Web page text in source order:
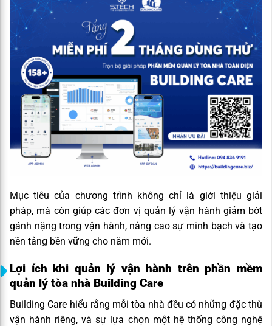
Mục tiêu của chương trình không chỉ là giới thiệu giải
pháp, mà còn giúp các đơn vị quản lý vận hành giảm bớt
gánh nặng trong vận hành, nâng cao sự minh bạch và tạo
nền tảng bền vững cho năm mới.
Lợi ích khi quản lý vận hành trên phần mềm
quản lý tòa nhà Building Care
Building Care hiểu rằng mỗi tòa nhà đều có những đặc thù
vận hành riêng, và sự lựa chọn một hệ thống công nghệ